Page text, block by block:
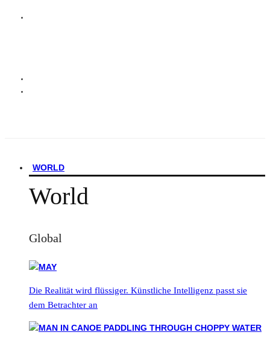
WORLD
World
Global
Die Realität wird flüssiger. Künstliche Intelligenz passt sie
dem Betrachter an